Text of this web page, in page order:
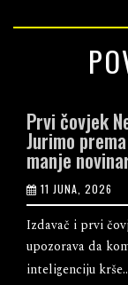
Prvi čovjek
Jurimo
manje
11 JUNA, 2026
Izdavač i prvi
upozorava da
inteligenciju